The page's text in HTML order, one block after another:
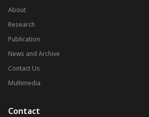
About
Research
Publication
News and Archive
Contact Us
Multimedia
Contact